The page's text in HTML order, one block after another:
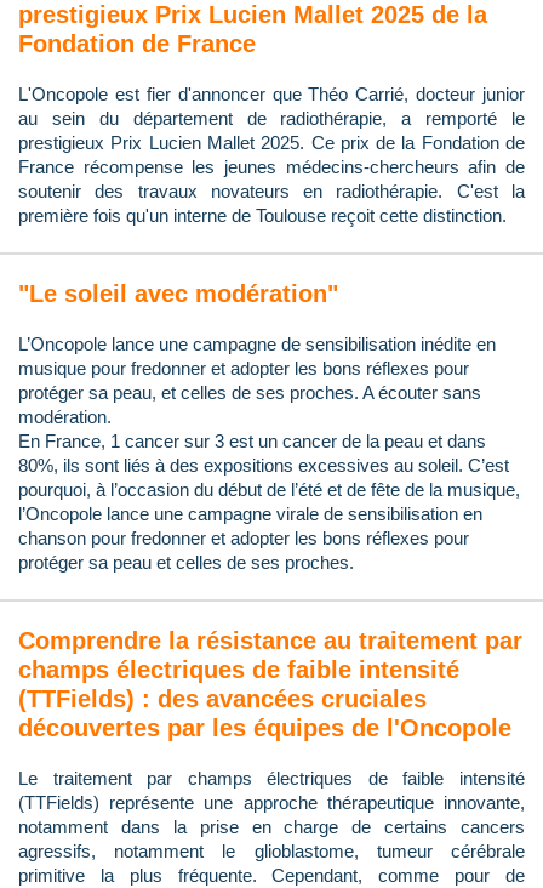
prestigieux Prix Lucien Mallet 2025 de la
Fondation de France
L'Oncopole est fier d'annoncer que Théo Carrié, docteur junior
au sein du département de radiothérapie, a remporté le
prestigieux Prix Lucien Mallet 2025. Ce prix de la Fondation de
France récompense les jeunes médecins-chercheurs afin de
soutenir des travaux novateurs en radiothérapie. C'est la
première fois qu'un interne de Toulouse reçoit cette distinction.
"Le soleil avec modération"
L’Oncopole lance une campagne de sensibilisation inédite en
musique pour fredonner et adopter les bons réflexes pour
protéger sa peau, et celles de ses proches. A écouter sans
modération.
En France, 1 cancer sur 3 est un cancer de la peau et dans
80%, ils sont liés à des expositions excessives au soleil. C’est
pourquoi, à l’occasion du début de l’été et de fête de la musique,
l’Oncopole lance une campagne virale de sensibilisation en
chanson pour fredonner et adopter les bons réflexes pour
protéger sa peau et celles de ses proches.
Comprendre la résistance au traitement par
champs électriques de faible intensité
(TTFields) : des avancées cruciales
découvertes par les équipes de l'Oncopole
Le traitement par champs électriques de faible intensité
(TTFields) représente une approche thérapeutique innovante,
notamment dans la prise en charge de certains cancers
agressifs, notamment le glioblastome, tumeur cérébrale
primitive la plus fréquente. Cependant, comme pour de